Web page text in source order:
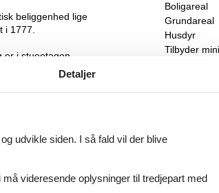
Boligareal
Grundareal
Husdyr
Tilbyder
Internet
Parabol/
Udsigt til
beliggenhed lige
i 1777.
er i stueetagen
og indgang til
vandet. Herfra
udsigt
som
desuden 5
1.
samt 2
over vandet og
Detaljer
udvikle siden. I så fald vil der blive
videresende oplysninger til tredjepart med